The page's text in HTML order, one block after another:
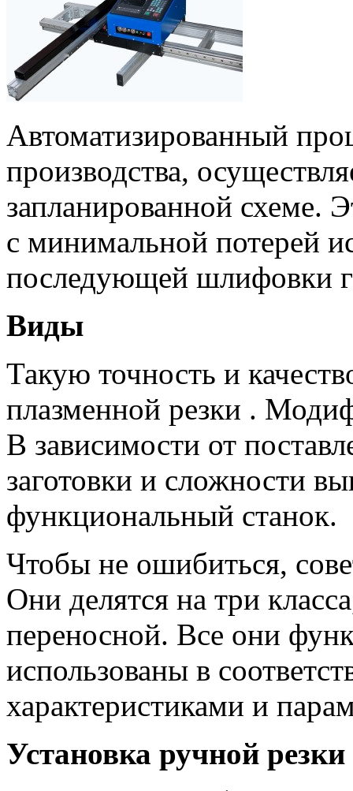
Автоматизированный
производства,
запланированной схеме.
с минимальной потерей
последующей шлифовки
Виды
Такую точность и
плазменной резки .
В зависимости от
заготовки и сложности
функциональный станок.
Чтобы не ошибиться,
Они делятся на три
переносной. Все они
использованы в
характеристиками и
Установка ручной резки